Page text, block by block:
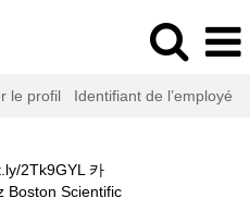
le profil Identifiant de l’employé
2Tk9GYL 카
Boston Scientific(page